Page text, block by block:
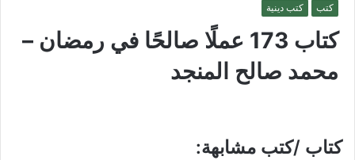
كتب كتب دينية
كتاب 173 عملًا صالحًا في رمضان –
محمد صالح المنجد
كتاب /كتب مشابهة: